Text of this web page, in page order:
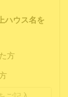
ハウス名を
方